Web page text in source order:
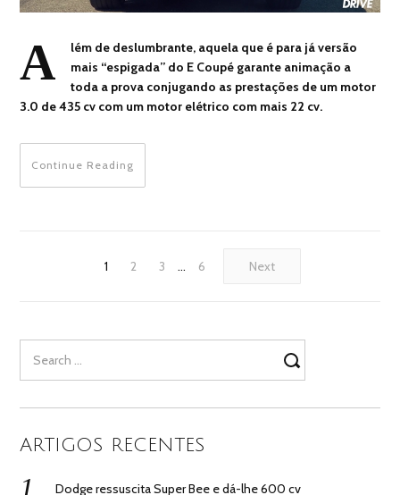
A
lém de deslumbrante, aquela que é para já versão
mais “espigada” do E Coupé garante animação a
toda a prova conjugando as prestações de um motor
3.0 de 435 cv com um motor elétrico com mais 22 cv.
Continue Reading
1 2 3 … 6 Next
for:
ARTIGOS RECENTES
Dodge ressuscita Super Bee e dá-lhe 600 cv